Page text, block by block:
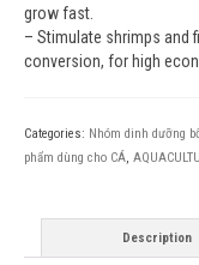
grow fast.
– Stimulate shrimps and
conversion, for high
Categories: Nhóm dinh dưỡng
phẩm dùng cho CÁ,
Description